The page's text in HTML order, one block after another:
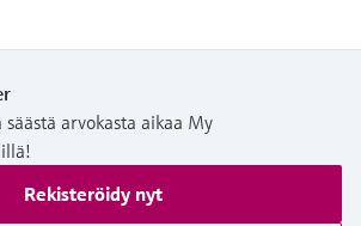
arvokasta aikaa My
Rekisteröidy nyt